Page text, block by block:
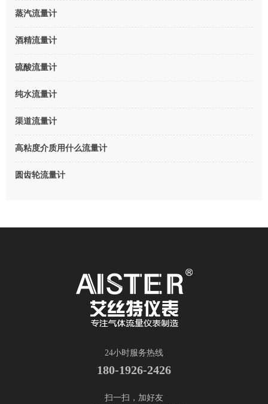
蒸汽流量计
酒精流量计
硫酸流量计
纯水流量计
渠道流量计
高粘度介质用什么流量计
圆齿轮流量计
24小时服务热线
180-1926-2426
扫一扫，加好友